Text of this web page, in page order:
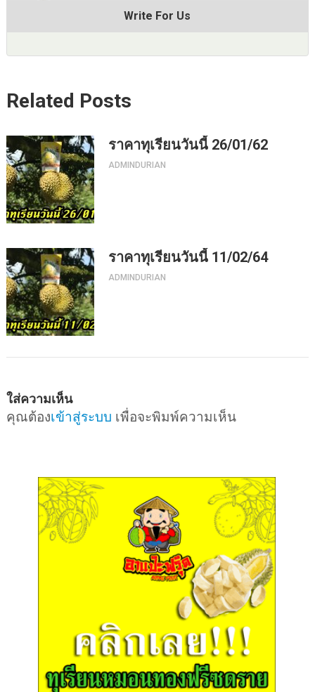
Write For Us
Related Posts
ราคาทุเรียนวันนี้ 26/01/62
ADMINDURIAN
ราคาทุเรียนวันนี้ 11/02/64
ADMINDURIAN
ใส่ความเห็น
คุณต้องเข้าสู่ระบบ เพื่อจะพิมพ์ความเห็น